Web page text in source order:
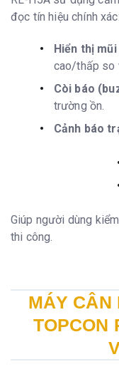
đọc tín hiệu chính xác:
Hiển thị
cao/thấp so
Còi báo
trường ồn.
Cảnh báo
Giúp người dùng
thi công.
MÁY CÂN
TOPCON